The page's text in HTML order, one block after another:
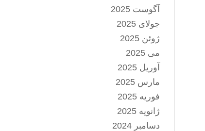
آگوست 2025
جولای 2025
ژوئن 2025
می 2025
آوریل 2025
مارس 2025
فوریه 2025
ژانویه 2025
دسامبر 2024